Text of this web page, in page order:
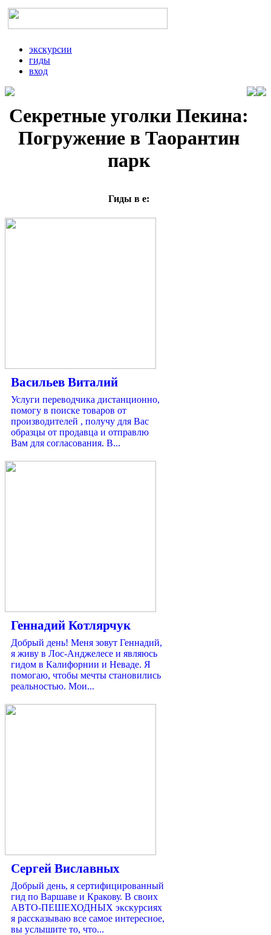
экскурсии
гиды
вход
Секретные уголки Пекина:
Погружение в Таорантин
парк
Гиды в е:
Васильев Виталий
Услуги переводчика дистанционно,
помогу в поиске товаров от
производителей , получу для Вас
образцы от продавца и отправлю
Вам для согласования. В...
Геннадий Котлярчук
Добрый день! Меня зовут Геннадий,
я живу в Лос-Анджелесе и являюсь
гидом в Калифорнии и Неваде. Я
помогаю, чтобы мечты становились
реальностью. Мои...
Сергей Виславных
Добрый день, я сертифицированный
гид по Варшаве и Кракову. В своих
АВТО-ПЕШЕХОДНЫХ экскурсиях
я рассказываю все самое интересное,
вы услышите то, что...